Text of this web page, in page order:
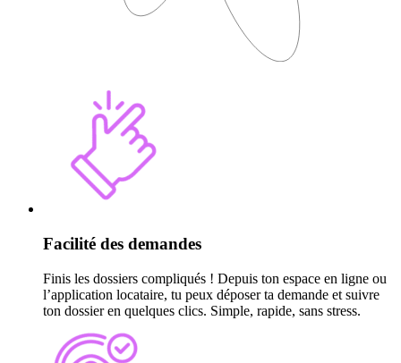
Facilité des demandes
Finis les dossiers compliqués ! Depuis ton espace en ligne ou
l’application locataire, tu peux déposer ta demande et suivre
ton dossier en quelques clics. Simple, rapide, sans stress.